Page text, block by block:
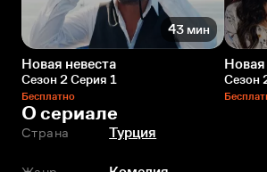
43 мин
Новая невеста
Сезон 2 Серия 1
Бесплатно
Новая
Сезон
О сериале
Страна Турция